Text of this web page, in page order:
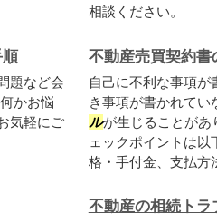
相談ください。
題など会
かお悩
気軽にご
不動産売買契約
自己に不利な事項
き事項が書かれてい
ルが生じることがあ
ェックポイントは
格・手付金、支払方
不動産の相続トラ